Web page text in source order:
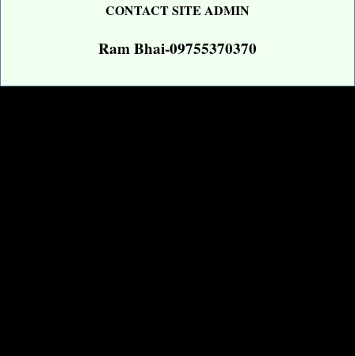
CONTACT SITE ADMIN
Ram Bhai-09755370370